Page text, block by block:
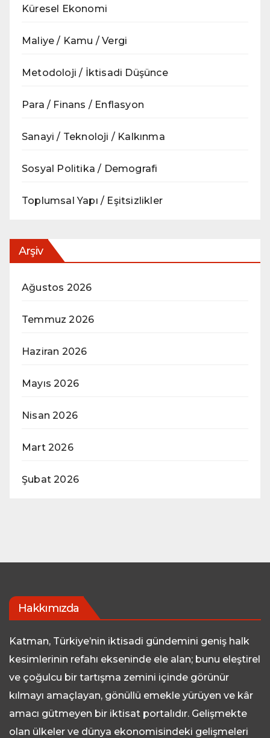
Küresel Ekonomi
Maliye / Kamu / Vergi
Metodoloji / İktisadi Düşünce
Para / Finans / Enflasyon
Sanayi / Teknoloji / Kalkınma
Sosyal Politika / Demografi
Toplumsal Yapı / Eşitsizlikler
Arşiv
Ağustos 2026
Temmuz 2026
Haziran 2026
Mayıs 2026
Nisan 2026
Mart 2026
Şubat 2026
Hakkımızda
Katman, Türkiye’nin iktisadi gündemini geniş halk
kesimlerinin refahı ekseninde ele alan; bunu eleştirel
ve çoğulcu bir tartışma zemini içinde görünür
kılmayı amaçlayan, gönüllü emekle yürüyen ve kâr
amacı gütmeyen bir iktisat portalıdır. Gelişmekte
olan ülkeler ve dünya ekonomisindeki gelişmeleri